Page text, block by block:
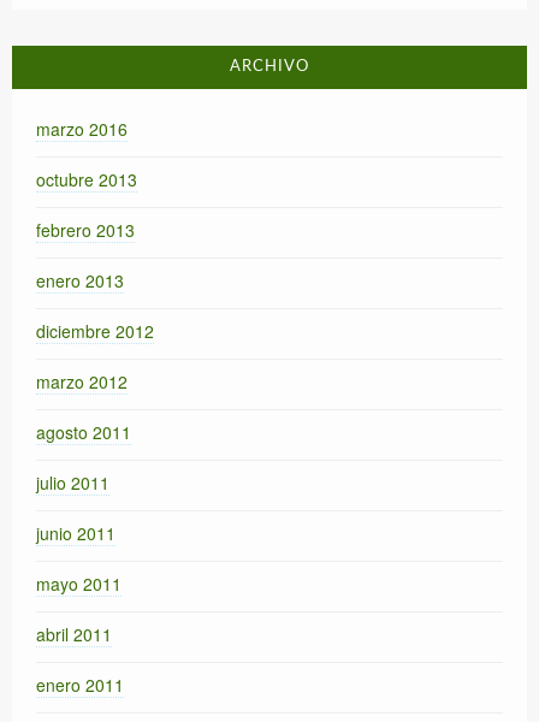
ARCHIVO
marzo 2016
octubre 2013
febrero 2013
enero 2013
diciembre 2012
marzo 2012
agosto 2011
julio 2011
junio 2011
mayo 2011
abril 2011
enero 2011